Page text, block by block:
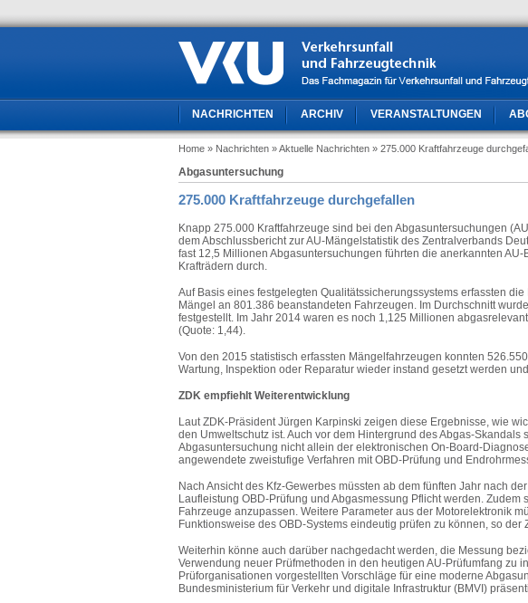
NACHRICHTEN ARCHIV VERANSTALTUNGEN
Home » Nachrichten » Aktuelle Nachrichten » 275.000 Kraftfahrzeuge
Abgasuntersuchung
275.000 Kraftfahrzeuge durchgefallen
Knapp 275.000 Kraftfahrzeuge sind bei den Abgasuntersuchungen
dem Abschlussbericht zur AU-Mängelstatistik des Zentralverbands
fast 12,5 Millionen Abgasuntersuchungen führten die anerkannten
Krafträdern durch.
Auf Basis eines festgelegten Qualitätssicherungssystems erfassten
Mängel an 801.386 beanstandeten Fahrzeugen. Im Durchschnitt
festgestellt. Im Jahr 2014 waren es noch 1,125 Millionen
(Quote: 1,44).
Von den 2015 statistisch erfassten Mängelfahrzeugen konnten
Wartung, Inspektion oder Reparatur wieder instand gesetzt werden
ZDK empfiehlt Weiterentwicklung
Laut ZDK-Präsident Jürgen Karpinski zeigen diese Ergebnisse, wie
den Umweltschutz ist. Auch vor dem Hintergrund des Abgas-Skandals
Abgasuntersuchung nicht allein der elektronischen On-Board-
angewendete zweistufige Verfahren mit OBD-Prüfung und
Nach Ansicht des Kfz-Gewerbes müssten ab dem fünften Jahr nach
Laufleistung OBD-Prüfung und Abgasmessung Pflicht werden.
Fahrzeuge anzupassen. Weitere Parameter aus der Motorelektronik
Funktionsweise des OBD-Systems eindeutig prüfen zu können, so der
Weiterhin könne auch darüber nachgedacht werden, die Messung
Verwendung neuer Prüfmethoden in den heutigen AU-Prüfumfang zu
Prüforganisationen vorgestellten Vorschläge für eine moderne
Bundesministerium für Verkehr und digitale Infrastruktur (BMVI)